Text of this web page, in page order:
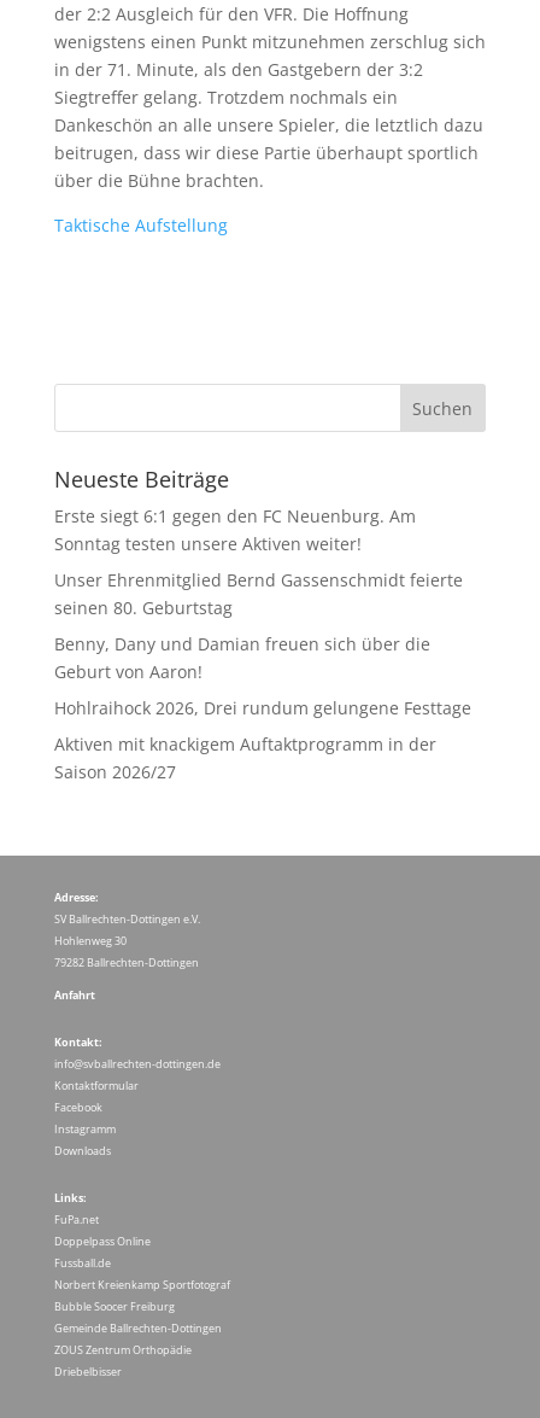
der 2:2 Ausgleich für den VFR. Die Hoffnung
wenigstens einen Punkt mitzunehmen zerschlug sich
in der 71. Minute, als den Gastgebern der 3:2
Siegtreffer gelang. Trotzdem nochmals ein
Dankeschön an alle unsere Spieler, die letztlich dazu
beitrugen, dass wir diese Partie überhaupt sportlich
über die Bühne brachten.
Taktische Aufstellung
Neueste Beiträge
Erste siegt 6:1 gegen den FC Neuenburg. Am
Sonntag testen unsere Aktiven weiter!
Unser Ehrenmitglied Bernd Gassenschmidt feierte
seinen 80. Geburtstag
Benny, Dany und Damian freuen sich über die
Geburt von Aaron!
Hohlraihock 2026, Drei rundum gelungene Festtage
Aktiven mit knackigem Auftaktprogramm in der
Saison 2026/27
Adresse:
SV Ballrechten-Dottingen e.V.
Hohlenweg 30
79282 Ballrechten-Dottingen
Anfahrt
Kontakt:
info@svballrechten-dottingen.de
Kontaktformular
Facebook
Instagramm
Downloads
Links:
FuPa.net
Doppelpass Online
Fussball.de
Norbert Kreienkamp Sportfotograf
Bubble Soocer Freiburg
Gemeinde Ballrechten-Dottingen
ZOUS Zentrum Orthopädie
Driebelbisser